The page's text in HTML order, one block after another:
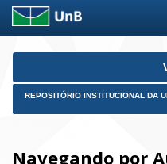
Skip
REPOSITÓRIO INSTITUCIONAL DA
Navegando por